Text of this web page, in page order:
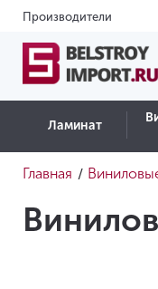
Производители
Ламинат
Главная /